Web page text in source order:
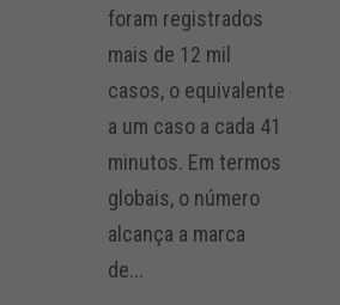
foram registrados
mais de 12 mil
casos, o equivalente
a um caso a cada 41
minutos. Em termos
globais, o número
alcança a marca
de...